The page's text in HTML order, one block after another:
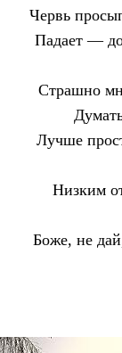
Червь
Падает — до
Страшно
Лучше
Низким
Боже, не